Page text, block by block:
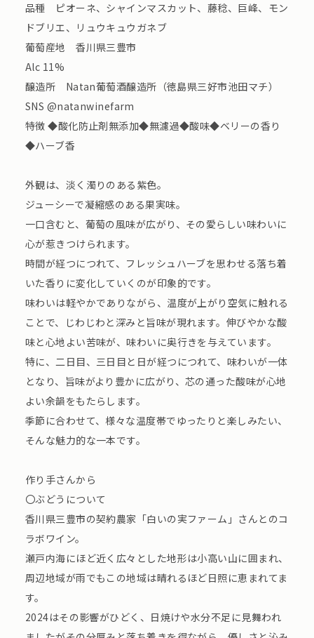
品種 ピオーネ、シャインマスカット、藤稔、巨峰、モン
ドブリエ、リュウキュウガネブ
葡萄産地 香川県三豊市
Alc 11%
醸造所 Natan葡萄酒醸造所（徳島県三好市池田マチ）
SNS @natanwinefarm
特徴 ◆酸化防止剤無添加◆無濾過◆酸味◆ベリーの香り
◆ハーブ香
外観は、淡く濁りのある紫色。
ジューシーで凝縮感のある果実味。
一口含むと、葡萄の風味が広がり、その愛らしい味わいに
心が惹きつけられます。
時間が経つにつれて、フレッシュハーブを思わせる落ち着
いた香りに変化していくのが印象的です。
味わいは軽やかでありながら、温度が上がり空気に触れる
ことで、じわじわと深みと旨味が現れます。伸びやかな酸
味と心地よい苦味が、味わいに奥行きを与えています。
特に、二日目、三日目と日が経つにつれて、味わいが一体
となり、旨味がより豊かに広がり、芯の通った酸味が心地
よい余韻をもたらします。
季節に合わせて、様々な温度帯でゆったりと楽しみたい、
そんな魅力的な一本です。
作り手さんから
〇ぶどうについて
香川県三豊市の契約農家「白いの実ファーム」さんとのコ
ラボワイン。
瀬戸内海にほど近く広々とした地形は小高い山に囲まれ、
周辺地域が雨でもこの地域は晴れるほど日照に恵まれてま
す。
2024はその影響がひどく、日焼けや水分不足に見舞われ